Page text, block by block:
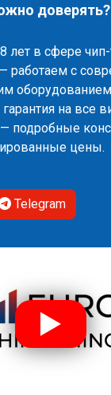
доверять?
лет в сфере
— работаем с
на все
подробные
цены.
Telegram